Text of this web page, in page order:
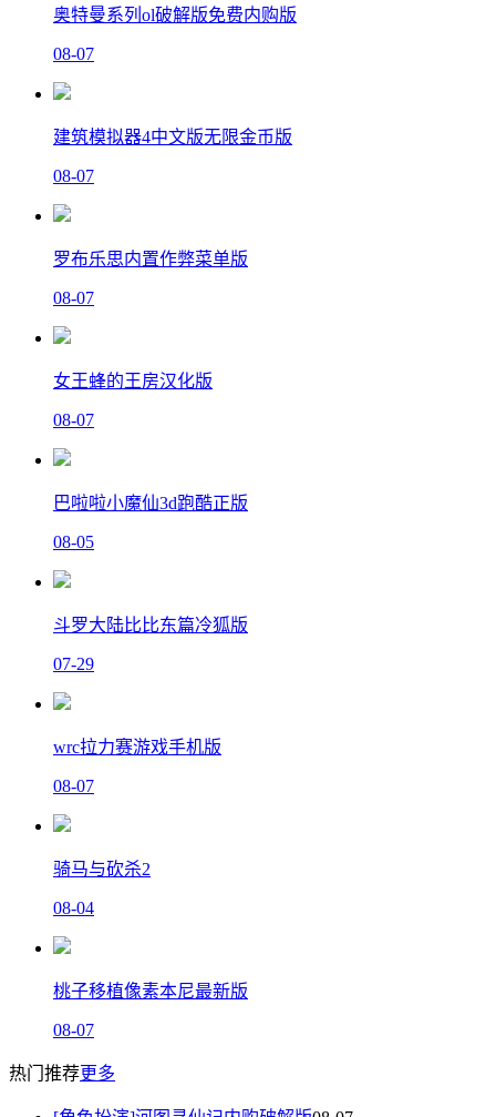
奥特曼系列ol破解版免费内购版
08-07
建筑模拟器4中文版无限金币版
08-07
罗布乐思内置作弊菜单版
08-07
女王蜂的王房汉化版
08-07
巴啦啦小魔仙3d跑酷正版
08-05
斗罗大陆比比东篇冷狐版
07-29
wrc拉力赛游戏手机版
08-07
骑马与砍杀2
08-04
桃子移植像素本尼最新版
08-07
热门推荐更多